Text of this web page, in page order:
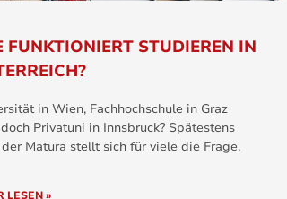
FUNKTIONIERT STUDIEREN IN
in Wien, Fachhochschule in Graz
Privatuni in Innsbruck? Spätestens
der Matura stellt sich für viele die Frage,
LESEN »